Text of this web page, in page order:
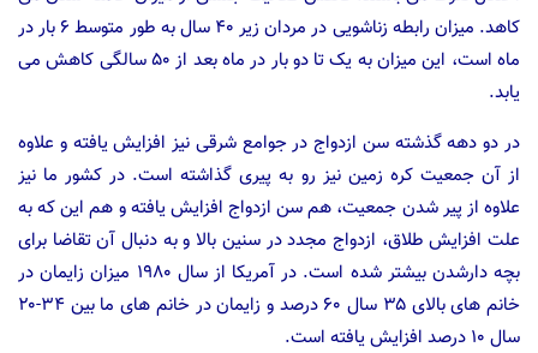
کاهد. میزان رابطه زناشویی در مردان زیر ۴۰ سال به طور متوسط ۶ بار در
ماه است، این میزان به یک تا دو بار در ماه بعد از ۵۰ سالگی کاهش می
یابد.
در دو دهه گذشته سن ازدواج در جوامع شرقی نیز افزایش یافته و علاوه
از آن جمعیت کره زمین نیز رو به پیری گذاشته است. در کشور ما نیز
علاوه از پیر شدن جمعیت، هم سن ازدواج افزایش یافته و هم این که به
علت افزایش طلاق، ازدواج مجدد در سنین بالا و به دنبال آن تقاضا برای
بچه دارشدن بیشتر شده است. در آمریکا از سال ۱۹۸۰ میزان زایمان در
خانم های بالای ۳۵ سال ۶۰ درصد و زایمان در خانم های ما بین ۳۴-۲۰
سال ۱۰ درصد افزایش یافته است.